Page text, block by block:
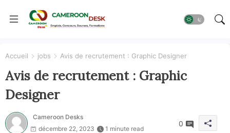
Accueil jobs Avis de recrutement : Graphic Designer
Avis de recrutement : Graphic
Designer
Cameroon Desks
décembre 22, 2023
1 minute read
0